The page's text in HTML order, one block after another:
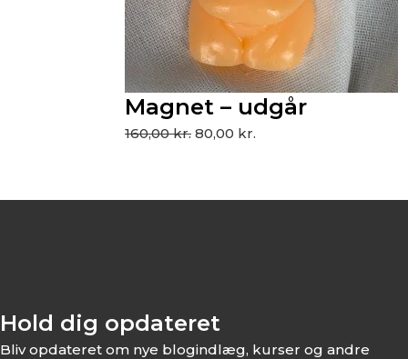
Magnet – udgår
160,00kr. 80,00 kr.
Hold dig opdateret
Bliv opdateret om nye blogindlæg, kurser og andre